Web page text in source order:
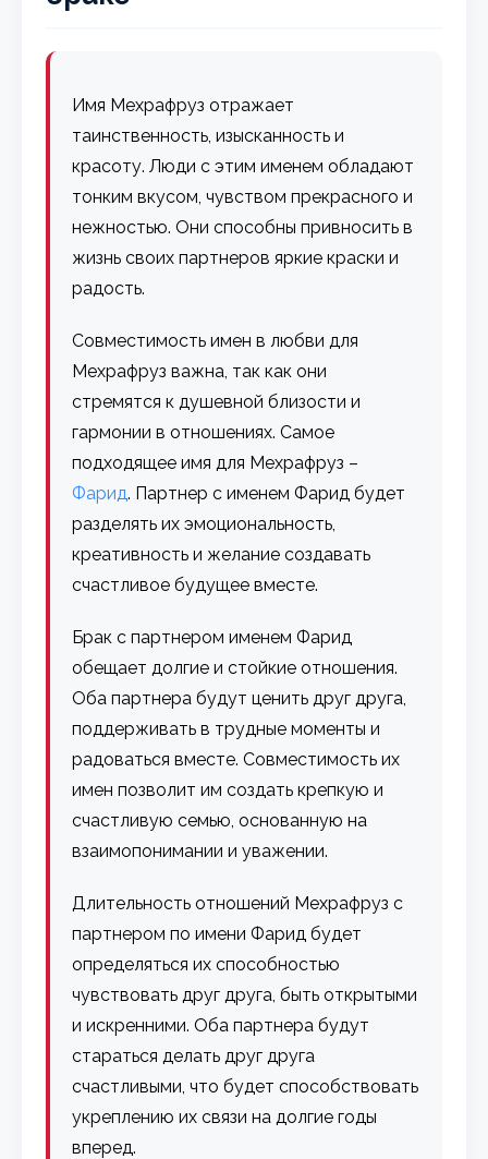
Имя Мехрафруз отражает
таинственность, изысканность и
красоту. Люди с этим именем обладают
тонким вкусом, чувством прекрасного и
нежностью. Они способны привносить в
жизнь своих партнеров яркие краски и
радость.
Совместимость имен в любви для
Мехрафруз важна, так как они
стремятся к душевной близости и
гармонии в отношениях. Самое
подходящее имя для Мехрафруз –
Фарид. Партнер с именем Фарид будет
разделять их эмоциональность,
креативность и желание создавать
счастливое будущее вместе.
Брак с партнером именем Фарид
обещает долгие и стойкие отношения.
Оба партнера будут ценить друг друга,
поддерживать в трудные моменты и
радоваться вместе. Совместимость их
имен позволит им создать крепкую и
счастливую семью, основанную на
взаимопонимании и уважении.
Длительность отношений Мехрафруз с
партнером по имени Фарид будет
определяться их способностью
чувствовать друг друга, быть открытыми
и искренними. Оба партнера будут
стараться делать друг друга
счастливыми, что будет способствовать
укреплению их связи на долгие годы
вперед.